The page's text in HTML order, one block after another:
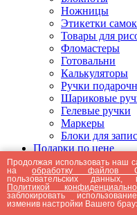
Ножницы
Этикетки
Товары для
Фломастеры
Готовальни
Калькуляторы
Ручки
Шариковые
Гелевые ручки
Маркеры
Блоки для
Подарки по цене
Подарки от
Подарки до
Подарки до
Подарки до
Подарки до
Продолжая использовать наш
наобработку файлов
пользовательских
Политикой
заблокировать
изменив настройки Вашего